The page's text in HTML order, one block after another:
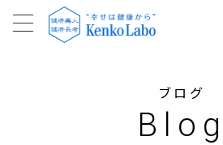
ブログ
Blog